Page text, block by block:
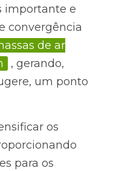
importante e
convergência
de ar
, gerando,
um ponto
os
para os